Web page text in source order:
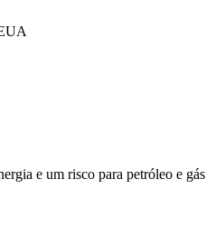
e um risco para petróleo e gás